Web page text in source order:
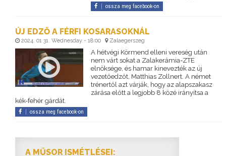
ossza meg facebook-on
ÚJ EDZŐ A FÉRFI KOSARASOKNÁL
2024. 01 31. Wednesday - 18:00 Zalaegerszeg
A hétvégi Körmend elleni vereség után
nem várt sokat a Zalakerámia-ZTE
elnöksége, és hamar kinevezték az új
vezetőedzőt, Matthias Zollnert. A német
trénertől azt várják, hogy az alapszakasz
zárása előtt a legjobb 8 közé irányítsa a
kék-fehér gárdát.
ossza meg facebook-on
A MŰSOR ISMÉTLÉSEI: